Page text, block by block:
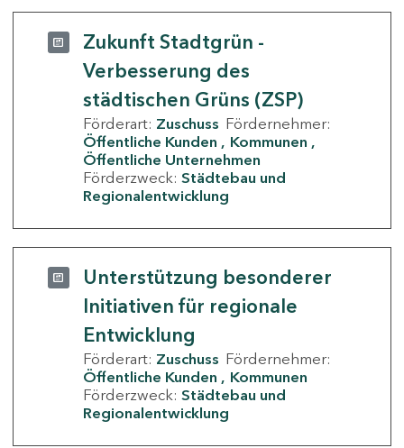
Zukunft Stadtgrün -
Verbesserung des
städtischen Grüns (ZSP)
Förderart: Zuschuss Fördernehmer:
Öffentliche Kunden
Kommunen
Öffentliche Unternehmen
Förderzweck: Städtebau und
Regionalentwicklung
Unterstützung besonderer
Initiativen für regionale
Entwicklung
Förderart: Zuschuss Fördernehmer:
Öffentliche Kunden
Kommunen
Förderzweck: Städtebau und
Regionalentwicklung